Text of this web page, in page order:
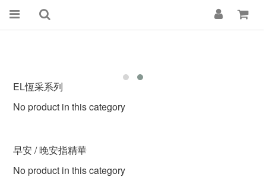
EL恆采系列
No product in this category
早安 / 晚安指精華
No product in this category